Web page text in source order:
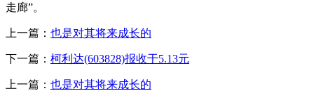
走廊”。
上一篇： 也是对其将来成长的
下一篇： 柯利达(603828)报收于5.13元
上一篇： 也是对其将来成长的